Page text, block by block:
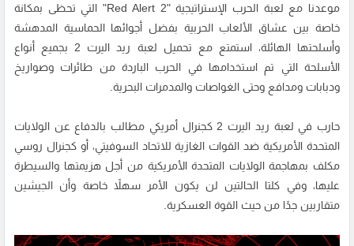
موعدنا مع لعبة الحرب الإستراتيجية "Red Alert 2" التي تحظى بمكانة
خاصة بين عشاق الألعاب الحربية بفضل أجوائها الحماسية المدهشة
وأسلحتها الهائلة، استمتع مع تحميل لعبة ريد اليرت 2 بجميع أنواع
الأسلحة التي تم استخدامها في الحرب الباردة من طائرات وصواريخ
ودبابات ومدافع وحتى الغواصات والمدمرات البحرية.
حارب في لعبة ريد اليرت 2 كجنرال أمريكي مطالب بالدفاع عن الولايات
المتحدة الأمريكية ضد القوات الغازية للاتحاد السوفيتي، أو كجنرال روسي
مكلف بمهاجمة الولايات المتحدة الأمريكية من أجل هزيمتها والسيطرة
عليها، وفي كلتا الحالتين لن يكون الأمر سهلاً خاصة وأن الجيشين
متقاربين جدًا من حيث القوة العسكرية.